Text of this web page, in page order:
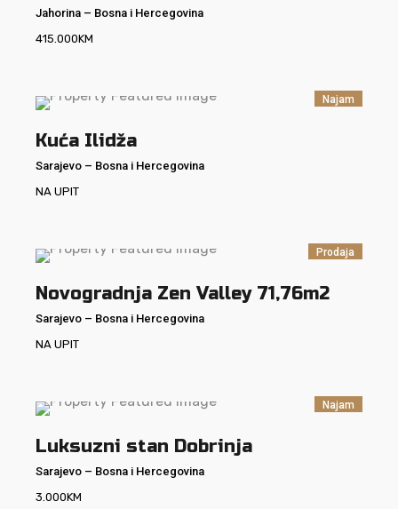
Jahorina – Bosna i Hercegovina
415.000KM
Najam
Kuća Ilidža
Sarajevo – Bosna i Hercegovina
NA UPIT
Prodaja
Novogradnja Zen Valley 71,76m2
Sarajevo – Bosna i Hercegovina
NA UPIT
Najam
Luksuzni stan Dobrinja
Sarajevo – Bosna i Hercegovina
3.000KM